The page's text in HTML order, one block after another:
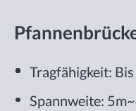
Tragfähigkeit:
Spannweite: